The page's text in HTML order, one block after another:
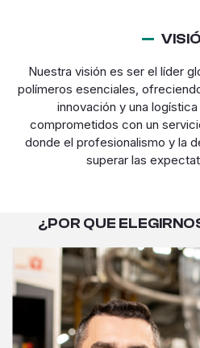
Nuestra visión es ser el líder
polímeros esenciales,
innovación y una
comprometidos con un
donde el profesionalismo y la
superar las
¿POR QUE